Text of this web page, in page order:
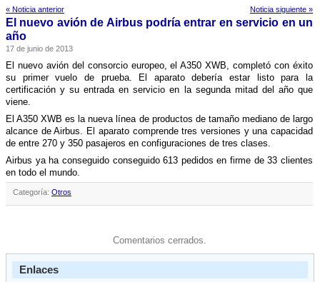
« Noticia anterior Noticia siguiente »
El nuevo avión de Airbus podrí­a entrar en servicio en un
año
17 de junio de 2013
El nuevo avión del consorcio europeo, el A350 XWB, completó con éxito
su primer vuelo de prueba. El aparato deberí­a estar listo para la
certificación y su entrada en servicio en la segunda mitad del año que
viene.
El A350 XWB es la nueva lí­nea de productos de tamaño mediano de largo
alcance de Airbus. El aparato comprende tres versiones y una capacidad
de entre 270 y 350 pasajeros en configuraciones de tres clases.
Airbus ya ha conseguido conseguido 613 pedidos en firme de 33 clientes
en todo el mundo.
Categoría: Otros
Comentarios cerrados.
Enlaces